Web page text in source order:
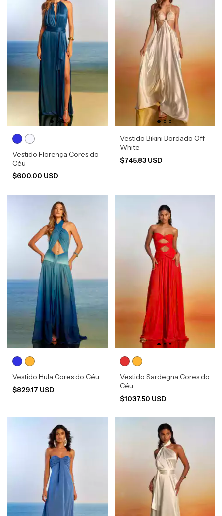
Vestido Florença Cores do
Céu
$600.00 USD
Vestido Bikini Bordado Off-
White
$745.83 USD
Vestido Hula Cores do Céu
$829.17 USD
Vestido Sardegna Cores do
Céu
$1037.50 USD